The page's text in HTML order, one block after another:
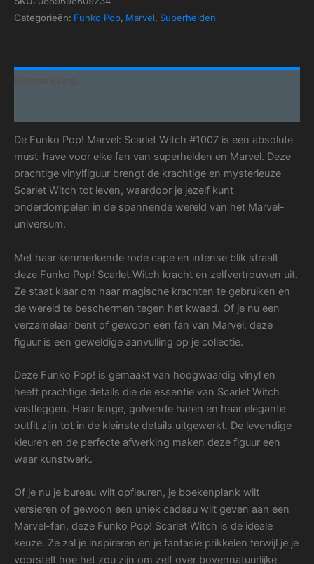
Categorieën: Funko Pop, Marvel, Superhelden
De Funko Pop! Marvel: Scarlet Witch #1007 is een absolute
must-have voor elke fan van superhelden en Marvel. Deze
prachtige vinylfiguur brengt de krachtige en mysterieuze
Scarlet Witch tot leven, waardoor je jezelf kunt
onderdompelen in de spannende wereld van het Marvel-
universum.
Met haar kenmerkende rode cape en intense blik straalt
deze Funko Pop! Scarlet Witch kracht en zelfvertrouwen uit.
Ze staat klaar om haar magische krachten te gebruiken en
de wereld te beschermen tegen het kwaad. Of je nu een
verzamelaar bent of gewoon een fan van Marvel, deze
figuur is een geweldige aanvulling op je collectie.
Deze Funko Pop! is gemaakt van hoogwaardig vinyl en
heeft prachtige details die de essentie van Scarlet Witch
vastleggen. Haar lange, golvende haren en haar elegante
outfit zijn tot in de kleinste details uitgewerkt. De levendige
kleuren en de perfecte afwerking maken deze figuur een
waar kunstwerk.
Of je nu je bureau wilt opfleuren, je boekenplank wilt
versieren of gewoon een uniek cadeau wilt geven aan een
Marvel-fan, deze Funko Pop! Scarlet Witch is de ideale
keuze. Ze zal je inspireren en je fantasie prikkelen terwijl je je
voorstelt hoe het zou zijn om zelf over bovennatuurlijke